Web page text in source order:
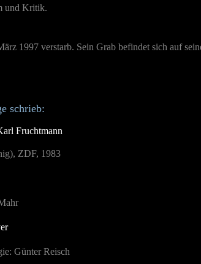
und Kritik.
1997 verstarb. Sein Grab befindet sich auf
schrieb:
Fruchtmann
ZDF, 1983
Günter Reisch